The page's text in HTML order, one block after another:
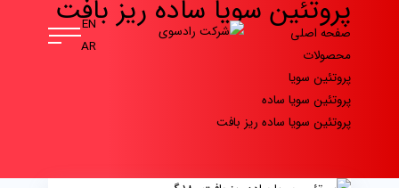
EN
AR
پروتئین سویا ساده ریز بافت
صفحه اصلی
محصولات
پروتئین سویا
پروتئین سویا ساده
پروتئین سویا ساده ریز بافت